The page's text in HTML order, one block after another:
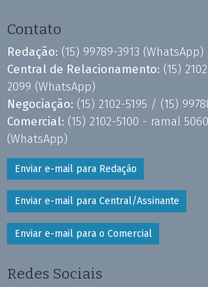
Contato
Redação: (15) 99789-3913 (WhatsApp)
Central de Relacionamento: (15)
2099 (WhatsApp)
Negociação: (15) 2102-5195 / (15)
Comercial: (15) 2102-5100 - ramal
(WhatsApp)
Enviar e-mail para Redação
Enviar e-mail para Central/Assinante
Enviar e-mail para o Comercial
Redes Sociais